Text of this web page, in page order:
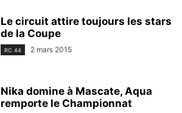
Le circuit attire toujours les stars
de la Coupe
RC 44 2 mars 2015
Nika domine à Mascate, Aqua
remporte le Championnat